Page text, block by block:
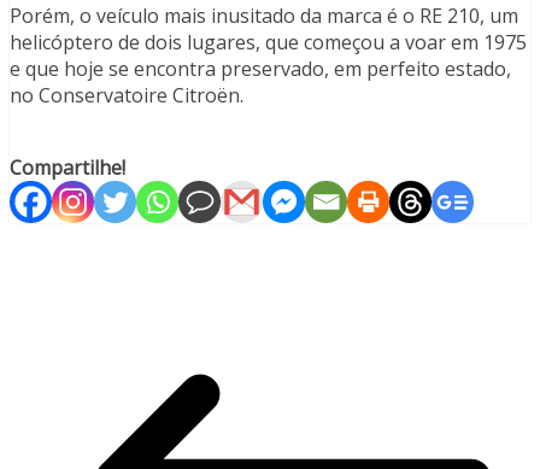
Porém, o veículo mais inusitado da marca é o RE 210, um
helicóptero de dois lugares, que começou a voar em 1975
e que hoje se encontra preservado, em perfeito estado,
no Conservatoire Citroën.
Compartilhe!